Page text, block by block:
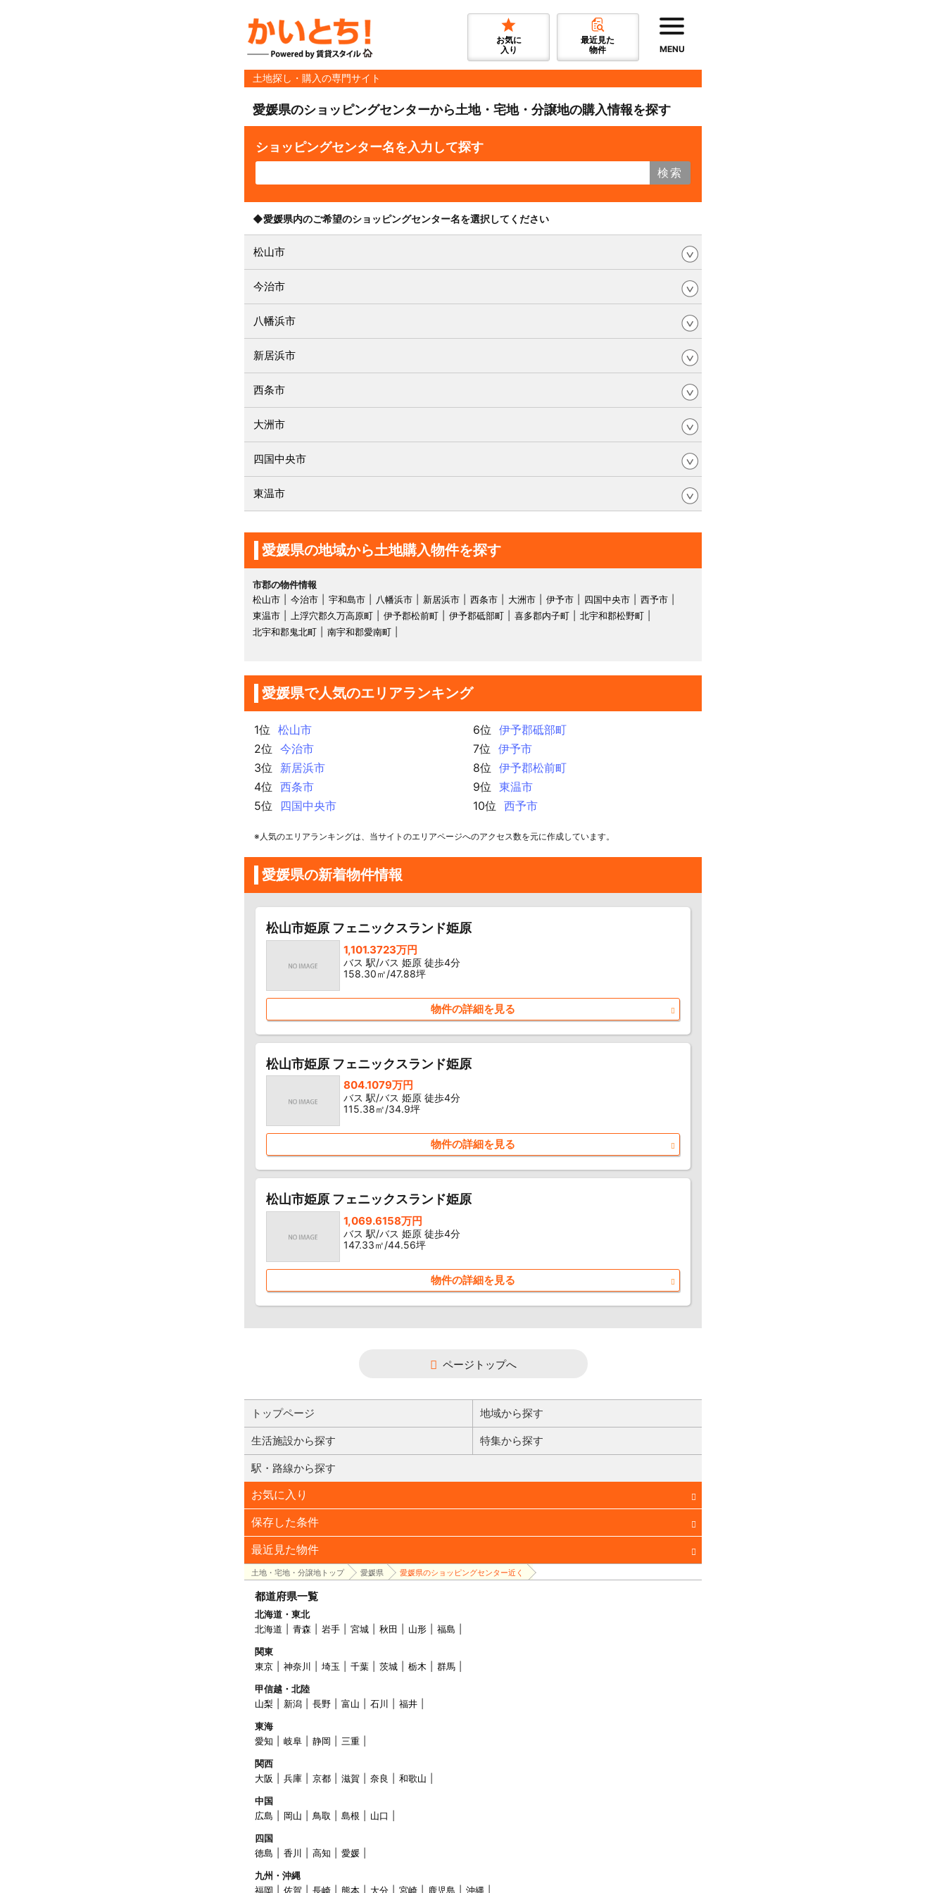
お気に
入り
最近見た
物件
MENU
土地探し・購入の専門サイト
愛媛県のショッピングセンターから土地・宅地・分譲地の購入情報を探す
ショッピングセンター名を入力して探す
検索
◆愛媛県内のご希望のショッピングセンター名を選択してください
松山市
今治市
八幡浜市
新居浜市
西条市
大洲市
四国中央市
東温市
愛媛県の地域から土地購入物件を探す
市郡の物件情報
松山市
今治市 宇和島市 八幡浜市 新居浜市 西条市 大洲市 伊予市 四国中央市
西予市
東温市
上浮穴郡久万高原町 伊予郡松前町 伊予郡砥部町 喜多郡内子町
北宇和郡松野町
北宇和郡鬼北町
南宇和郡愛南町
愛媛県で人気のエリアランキング
1位
松山市
2位
今治市
3位
新居浜市
4位
西条市
5位
四国中央市
6位
伊予郡砥部町
7位
伊予市
8位
伊予郡松前町
9位
東温市
10位
西予市
※人気のエリアランキングは、当サイトのエリアページへのアクセス数を元に作成しています。
愛媛県の新着物件情報
松山市姫原 フェニックスランド姫原
1,101.3723万円
バス 駅/バス 姫原 徒歩4分
158.30㎡/47.88坪
物件の詳細を見る
松山市姫原 フェニックスランド姫原
804.1079万円
バス 駅/バス 姫原 徒歩4分
115.38㎡/34.9坪
物件の詳細を見る
松山市姫原 フェニックスランド姫原
1,069.6158万円
バス 駅/バス 姫原 徒歩4分
147.33㎡/44.56坪
物件の詳細を見る
ページトップへ
トップページ 地域から探す
生活施設から探す 特集から探す
駅・路線から探す
お気に入り
保存した条件
最近見た物件
土地・宅地・分譲地トップ 愛媛県 愛媛県のショッピングセンター近く
都道府県一覧
北海道・東北
北海道
青森 岩手 宮城 秋田 山形
福島
関東
東京
神奈川 埼玉 千葉 茨城 栃木
群馬
甲信越・北陸
山梨
新潟 長野 富山 石川
福井
東海
愛知
岐阜 静岡
三重
関西
大阪
兵庫 京都 滋賀 奈良
和歌山
中国
広島
岡山 鳥取 島根
山口
四国
徳島
香川 高知
愛媛
九州・沖縄
福岡
佐賀 長崎 熊本 大分 宮崎 鹿児島 沖縄